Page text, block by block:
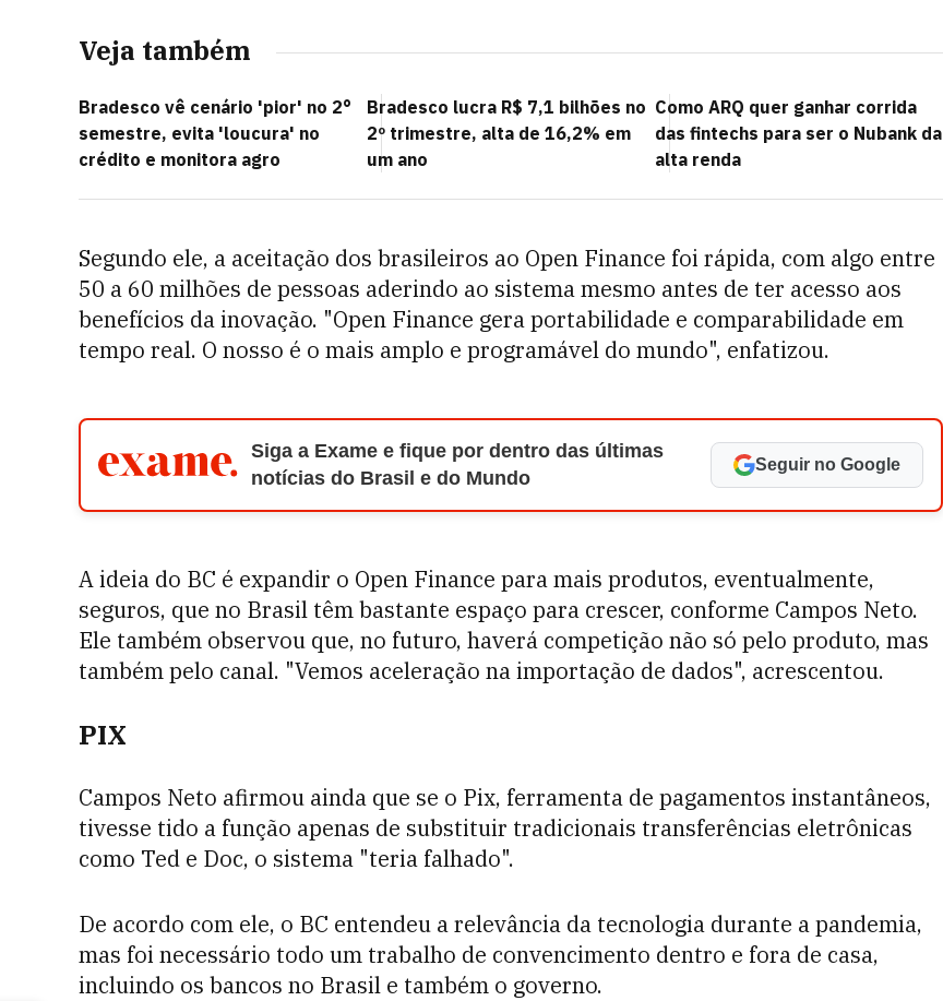
Veja também
Bradesco vê cenário 'pior' no 2°
semestre, evita 'loucura' no
crédito e monitora agro
Bradesco lucra R$ 7,1 bilhões no
2º trimestre, alta de 16,2% em
um ano
Como ARQ quer ganhar corrida
das fintechs para ser o Nubank da
alta renda
Segundo ele, a aceitação dos brasileiros ao Open Finance foi rápida, com algo entre
50 a 60 milhões de pessoas aderindo ao sistema mesmo antes de ter acesso aos
benefícios da inovação. "Open Finance gera portabilidade e comparabilidade em
tempo real. O nosso é o mais amplo e programável do mundo", enfatizou.
Siga a Exame e fique por dentro das últimas
notícias do Brasil e do Mundo
Seguir no Google
A ideia do BC é expandir o Open Finance para mais produtos, eventualmente,
seguros, que no Brasil têm bastante espaço para crescer, conforme Campos Neto.
Ele também observou que, no futuro, haverá competição não só pelo produto, mas
também pelo canal. "Vemos aceleração na importação de dados", acrescentou.
PIX
Campos Neto afirmou ainda que se o Pix, ferramenta de pagamentos instantâneos,
tivesse tido a função apenas de substituir tradicionais transferências eletrônicas
como Ted e Doc, o sistema "teria falhado".
De acordo com ele, o BC entendeu a relevância da tecnologia durante a pandemia,
mas foi necessário todo um trabalho de convencimento dentro e fora de casa,
incluindo os bancos no Brasil e também o governo.